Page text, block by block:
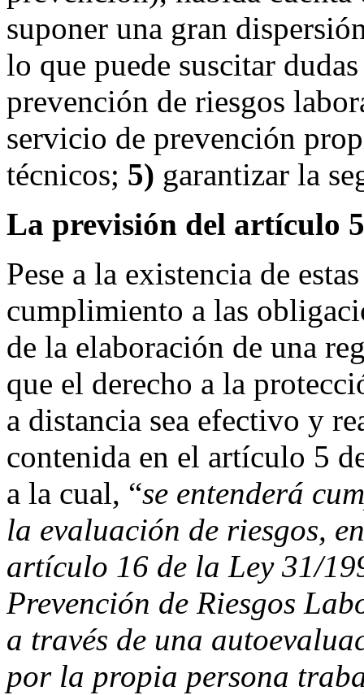
suponer una gran
lo que puede suscitar
prevención de riesgos
servicio de prevención
técnicos; 5) garantizar la
La previsión del artículo
Pese a la existencia de
cumplimiento a las
de la elaboración de una
que el derecho a la
a distancia sea efectivo y
contenida en el artículo 5
a la cual, “se entenderá
la evaluación de riesgos,
artículo 16 de la Ley 31/
Prevención de Riesgos
a través de una
por la propia persona